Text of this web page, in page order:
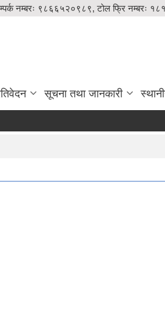
नम्बरः ९८६६५२०९८९, टोल फ्रि नम्बरः
सूचना तथा जानकारी